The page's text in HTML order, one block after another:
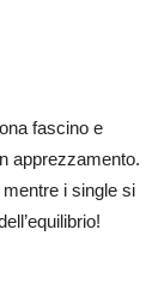
fascino e
apprezzamento.
i single si